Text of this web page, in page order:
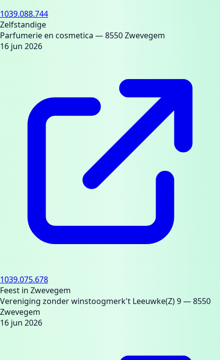
1039.088.744
Zelfstandige
Parfumerie en cosmetica — 8550 Zwevegem
16 jun 2026
1039.075.678
Feest in Zwevegem
Vereniging zonder winstoogmerk't Leeuwke(Z) 9— 8550
Zwevegem
16 jun 2026